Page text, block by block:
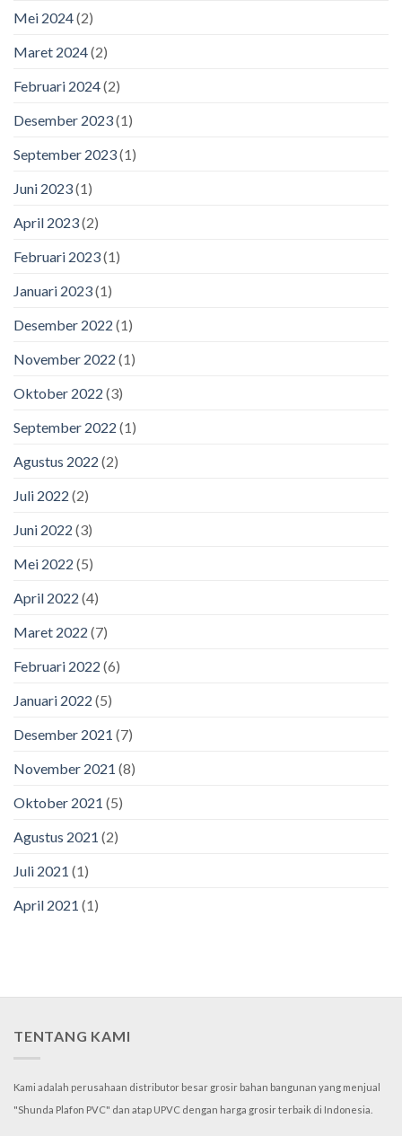
Mei 2024(2)
Maret 2024(2)
Februari 2024(2)
Desember 2023(1)
September 2023(1)
Juni 2023(1)
April 2023(2)
Februari 2023(1)
Januari 2023(1)
Desember 2022 (1)
November 2022 (1)
Oktober 2022 (3)
September 2022 (1)
Agustus 2022 (2)
Juli 2022 (2)
Juni 2022 (3)
Mei 2022 (5)
April 2022 (4)
Maret 2022 (7)
Februari 2022 (6)
Januari 2022 (5)
Desember 2021 (7)
November 2021 (8)
Oktober 2021 (5)
Agustus 2021 (2)
Juli 2021 (1)
April 2021 (1)
TENTANG KAMI
Kami adalah perusahaan distributor besar grosir bahan bangunan yang menjual
"Shunda Plafon PVC" dan atap UPVC dengan harga grosir terbaik di Indonesia.